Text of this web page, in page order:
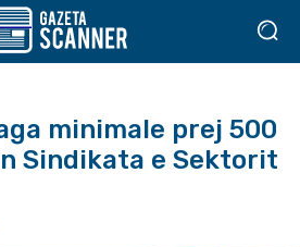
minimale prej 500
Sindikata e Sektorit